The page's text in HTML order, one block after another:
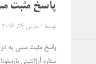
پاسخ مثبت
توسط · مارس 26, 2016
پاسخ مثبت مسی به
ستاره آرژانتینی